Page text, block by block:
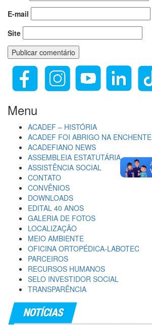
E-mail
Site
Menu
ACADEF – HISTÓRIA
ACADEF FOI ABRIGO NA ENCHENTE
ACADEFIANO NEWS
ASSEMBLEIA ESTATUTÁRIA
ASSISTÊNCIA SOCIAL
CONTATO
CONVÊNIOS
DOWNLOADS
EDITAL 40 ANOS
GALERIA DE FOTOS
LOCALIZAÇÃO
MEIO AMBIENTE
OFICINA ORTOPÉDICA-LABOTEC
PARCEIROS
RECURSOS HUMANOS
SELO INVESTIDOR SOCIAL
TRANSPARÊNCIA